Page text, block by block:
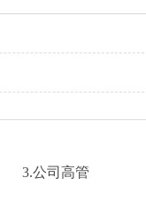
3.公司高管